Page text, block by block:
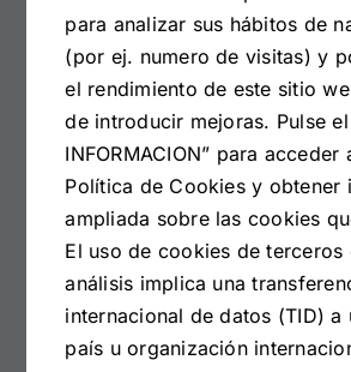
Información
Aviso legal
Política de cookies
Política de protección
Contacto
para analizar sus hábitos de
(por ej. numero de visitas) y
el rendimiento de este sitio
de introducir mejoras. Pulse
INFORMACION” para acceder
Política de Cookies y obtener
ampliada sobre las cookies
El uso de cookies de terceros
análisis implica una
internacional de datos (TID) a
país u organización